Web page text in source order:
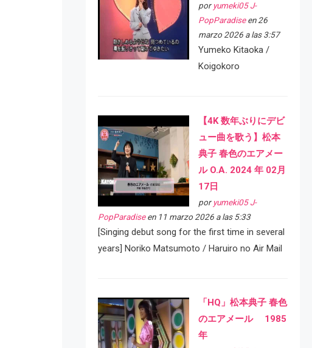
por yumeki05 J-
PopParadiseen 26
marzo 2026 a las 3:57
Yumeko Kitaoka /
Koigokoro
【4K 数年ぶりにデビ
ュー曲を歌う】松本
典子 春色のエアメー
ル O.A. 2024 年 02月
17日
por yumeki05 J-
PopParadiseen 11 marzo 2026 a las 5:33
[Singing debut song for the first time in several
years] Noriko Matsumoto / Haruiro no Air Mail
「HQ」松本典子 春色
のエアメール 1985
年